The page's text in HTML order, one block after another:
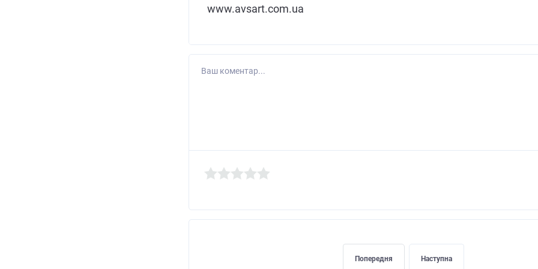
www.avsart.com.ua
Ваш коментар...
Попередня Наступна